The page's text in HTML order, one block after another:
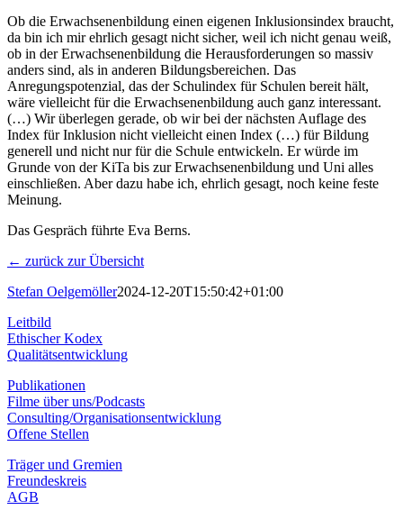
Ob die Erwachsenenbildung einen eigenen Inklusionsindex braucht,
da bin ich mir ehrlich gesagt nicht sicher, weil ich nicht genau weiß,
ob in der Erwachsenenbildung die Herausforderungen so massiv
anders sind, als in anderen Bildungsbereichen. Das
Anregungspotenzial, das der Schulindex für Schulen bereit hält,
wäre vielleicht für die Erwachsenenbildung auch ganz interessant.
(…) Wir überlegen gerade, ob wir bei der nächsten Auflage des
Index für Inklusion nicht vielleicht einen Index (…) für Bildung
generell und nicht nur für die Schule entwickeln. Er würde im
Grunde von der KiTa bis zur Erwachsenenbildung und Uni alles
einschließen. Aber dazu habe ich, ehrlich gesagt, noch keine feste
Meinung.
Das Gespräch führte Eva Berns.
← zurück zur Übersicht
Stefan Oelgemöller2024-12-20T15:50:42+01:00
Leitbild
Ethischer Kodex
Qualitätsentwicklung
Publikationen
Filme über uns/Podcasts
Consulting/Organisationsentwicklung
Offene Stellen
Träger und Gremien
Freundeskreis
AGB